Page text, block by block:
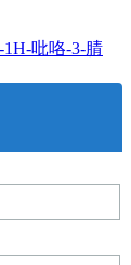
吡咯-3-腈